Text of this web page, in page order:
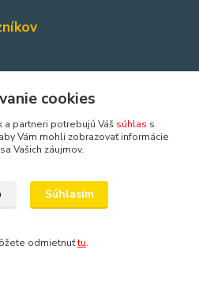
cookies
partneri potrebujú Váš súhlas s
Vám mohli zobrazovať informácie
Vašich záujmov.
Súhlasím
odmietnuťtu.